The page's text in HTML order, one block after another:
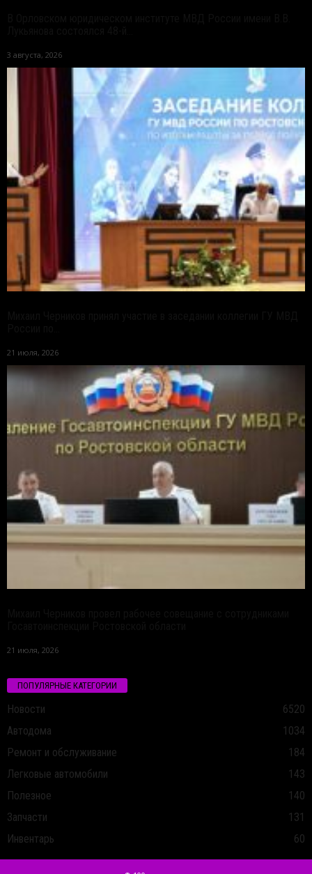
3 августа, 2026
21 июля, 2026
21 июля, 2026
ПОПУЛЯРНЫЕ КАТЕГОРИИ
Новости
6520
Автодома
1034
Ремонт и обслуживание
184
Легковые автомобили
143
Полезное
140
Запчасти
131
Инвентарь
60